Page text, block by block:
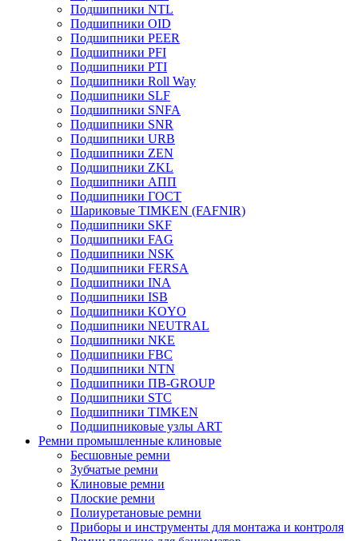
Подшипники NTL
Подшипники OID
Подшипники PEER
Подшипники PFI
Подшипники PTI
Подшипники Roll Way
Подшипники SLF
Подшипники SNFA
Подшипники SNR
Подшипники URB
Подшипники ZEN
Подшипники ZKL
Подшипники АПП
Подшипники ГОСТ
Шариковые ТІMKEN (FAFNIR)
Подшипники SKF
Подшипники FAG
Подшипники NSK
Подшипники FERSA
Подшипники INA
Подшипники ISB
Подшипники KOYO
Подшипники NEUTRAL
Подшипники NKE
Подшипники FBC
Подшипники NTN
Подшипники ПВ-GROUP
Подшипники STC
Подшипники TIMKEN
Подшипниковые узлы ART
Ремни промышленные клиновые
Бесшовные ремни
Зубчатые ремни
Клиновые ремни
Плоские ремни
Полиуретановые ремни
Приборы и инструменты для монтажа и контроля